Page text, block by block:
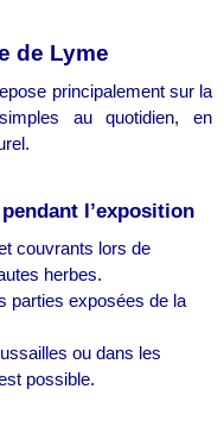
de Lyme
principalement sur la
au quotidien, en
l’exposition
couvrants lors de
herbes.
parties exposées de la
ou dans les
possible.